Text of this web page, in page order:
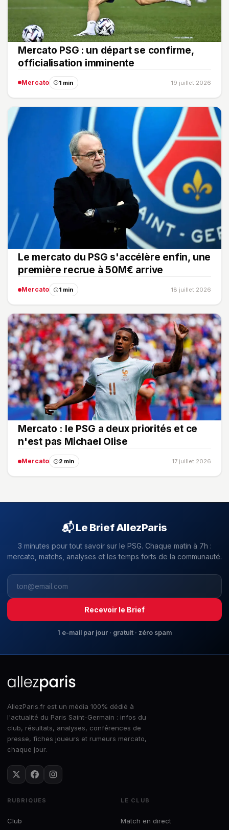
Mercato PSG : un départ se confirme,
officialisation imminente
Mercato 1 min 19 juillet 2026
Le mercato du PSG s'accélère enfin, une
première recrue à 50M€ arrive
Mercato 1 min 18 juillet 2026
Mercato : le PSG a deux priorités et ce
n'est pas Michael Olise
Mercato 2 min 17 juillet 2026
📬 Le Brief AllezParis
3 minutes pour tout savoir sur le PSG. Chaque matin à 7h :
mercato, matchs, analyses et les temps forts de la communauté.
Recevoir le Brief
1 e-mail par jour · gratuit · zéro spam
AllezParis.fr est un média 100% dédié à
l'actualité du Paris Saint-Germain : infos du
club, résultats, analyses, conférences de
presse, fiches joueurs et rumeurs mercato,
chaque jour.
RUBRIQUES
Club
LE CLUB
Match en direct